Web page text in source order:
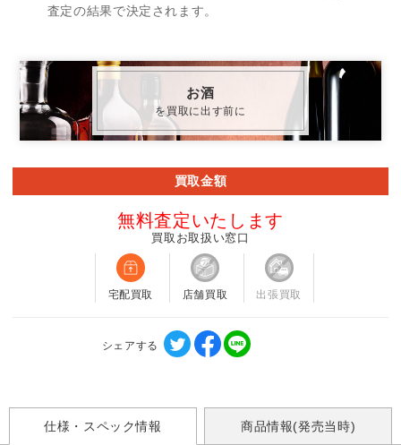
査定の結果で決定されます。
お酒
を買取に出す前に
買取金額
無料査定いたします
買取お取扱い窓口
宅配買取 店舗買取 出張買取
シェアする
仕様・スペック情報 商品情報(発売当時)